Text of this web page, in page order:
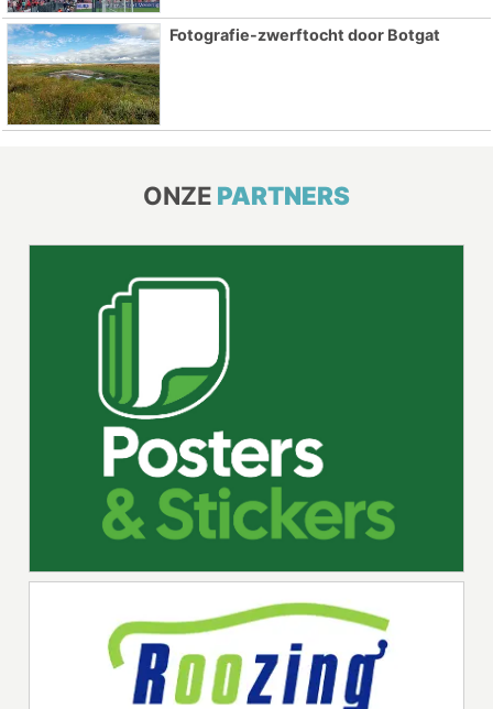
Fotografie-zwerftocht door Botgat
ONZE PARTNERS